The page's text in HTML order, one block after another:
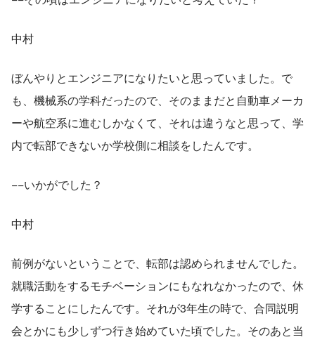
中村
ぼんやりとエンジニアになりたいと思っていました。で
も、機械系の学科だったので、そのままだと自動車メーカ
ーや航空系に進むしかなくて、それは違うなと思って、学
内で転部できないか学校側に相談をしたんです。
−−いかがでした？
中村
前例がないということで、転部は認められませんでした。
就職活動をするモチベーションにもなれなかったので、休
学することにしたんです。それが3年生の時で、合同説明
会とかにも少しずつ行き始めていた頃でした。そのあと当